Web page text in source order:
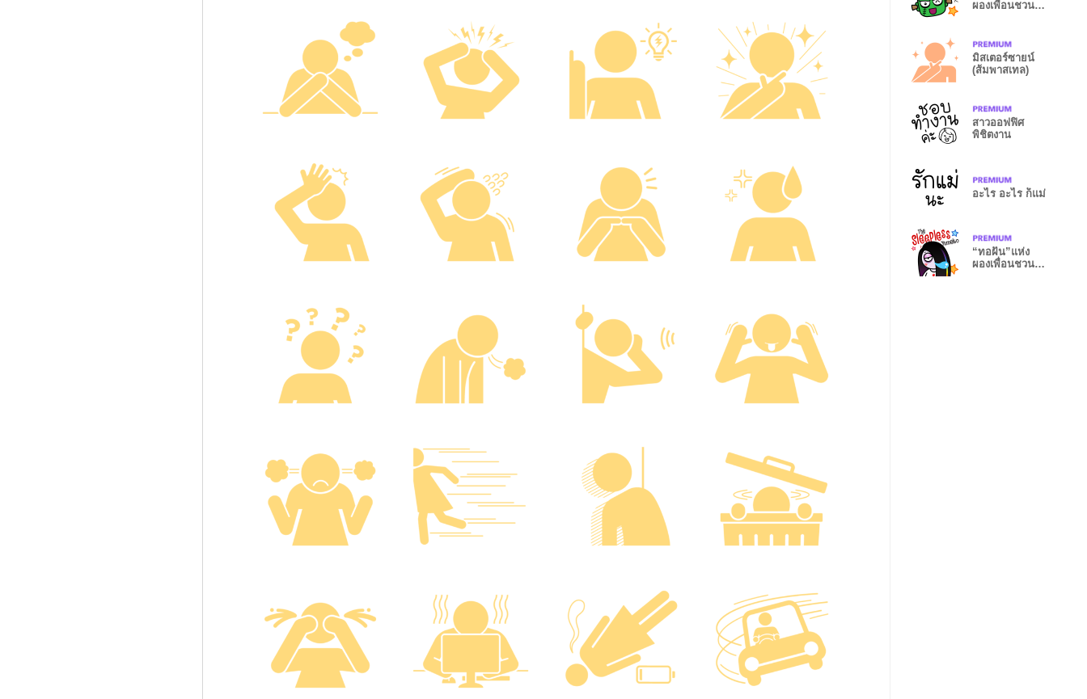
ผองเพื่อนชวน
มิสเตอร์ซายน์
(ส้มพาสเทล)
สาวออฟฟิศ
พิชิตงาน
อะไร อะไร ก็แม่
“ทอฝัน”แห่ง
ผองเพื่อนชวน